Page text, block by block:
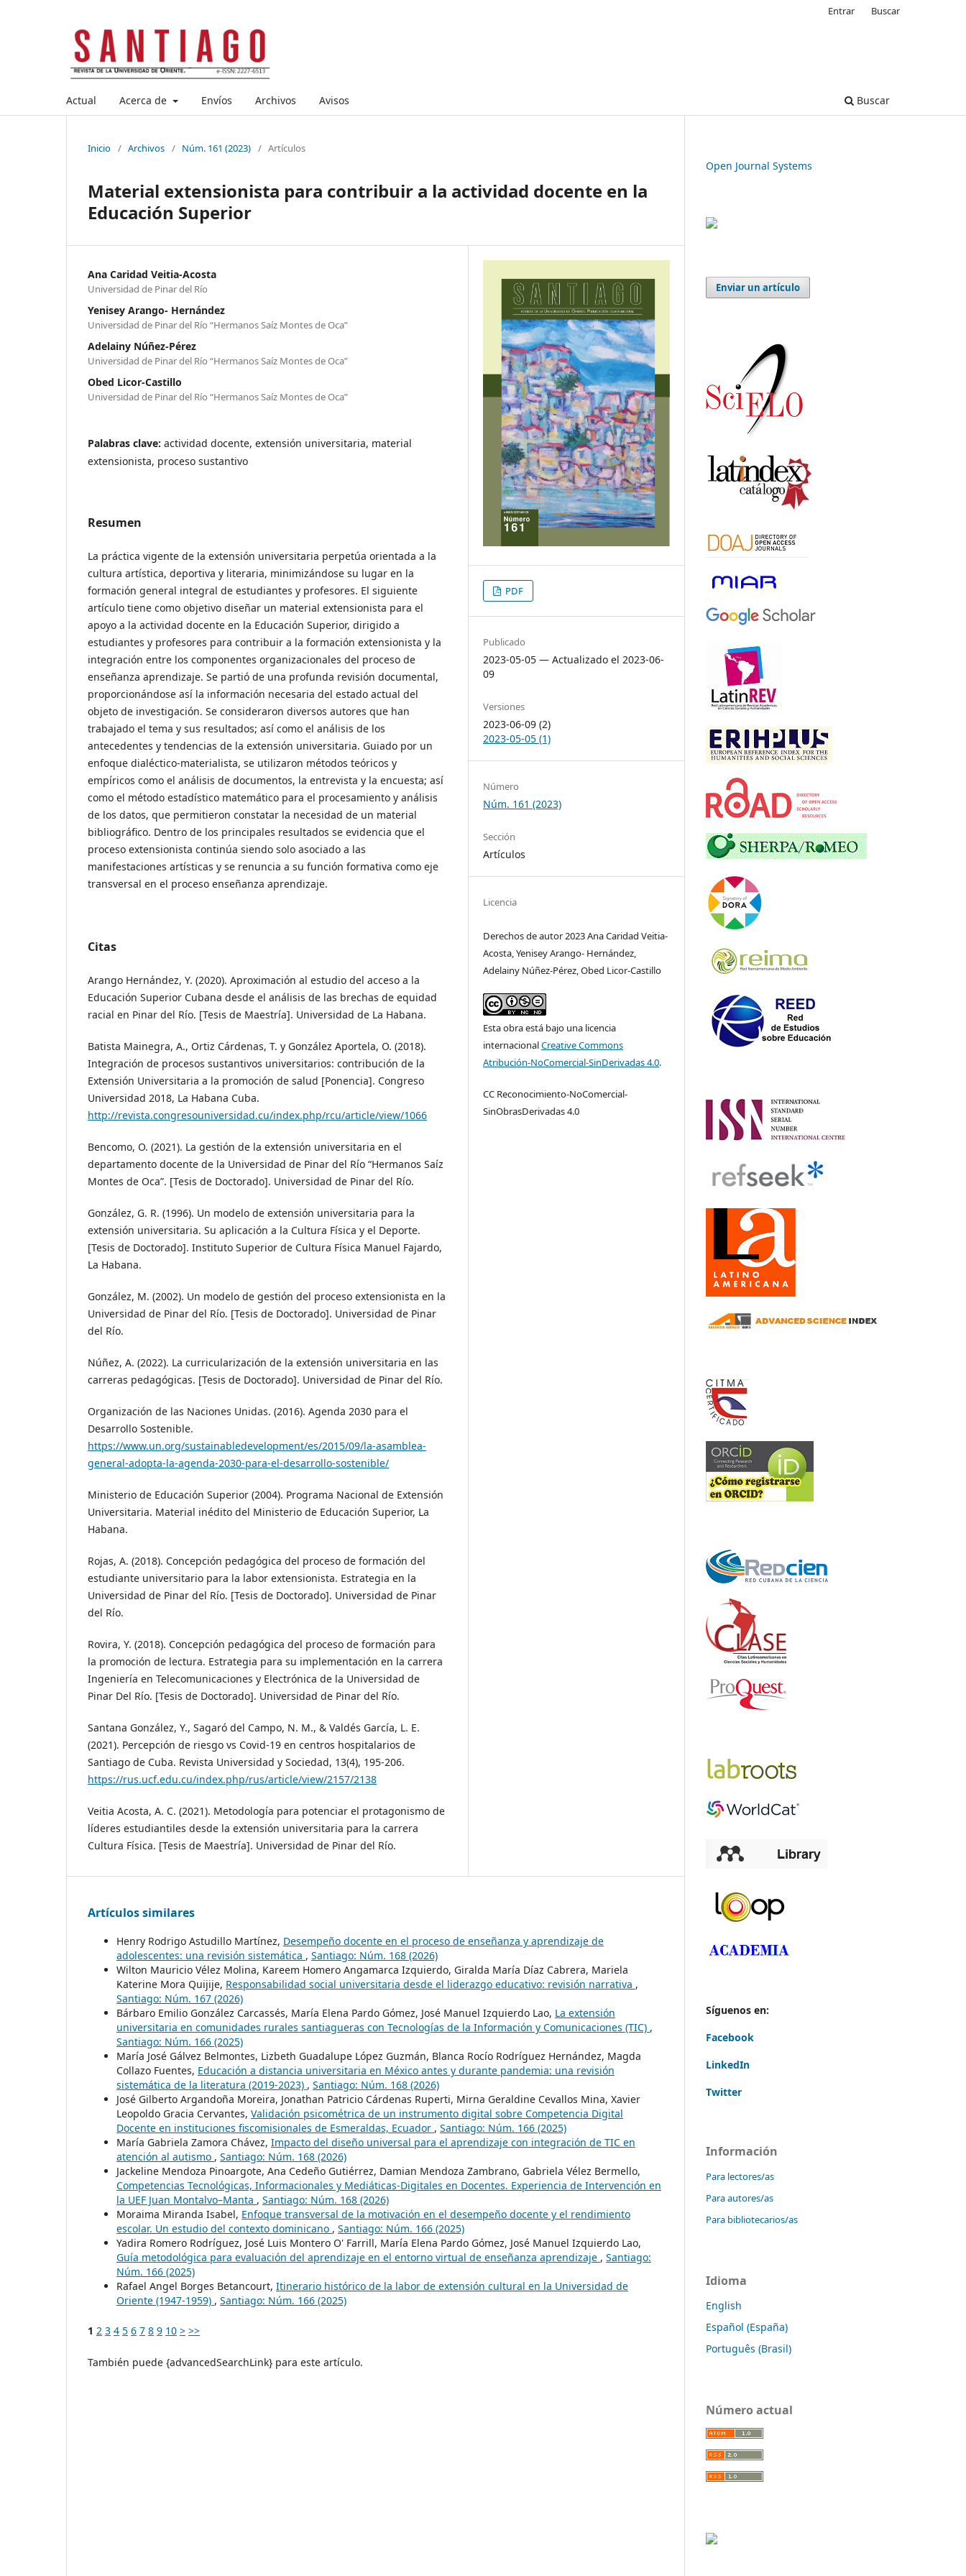
Actual Acerca de Envíos Archivos Avisos Buscar
Entrar Buscar
Inicio / Archivos / Núm. 161 (2023) / Artículos
Material extensionista para contribuir a la actividad docente en la
Educación Superior
Ana Caridad Veitia-Acosta
Universidad de Pinar del Río
Yenisey Arango- Hernández
Universidad de Pinar del Río “Hermanos Saíz Montes de Oca”
Adelainy Núñez-Pérez
Universidad de Pinar del Río “Hermanos Saíz Montes de Oca”
Obed Licor-Castillo
Universidad de Pinar del Río “Hermanos Saíz Montes de Oca”
Palabras clave: actividad docente, extensión universitaria, material
extensionista, proceso sustantivo
Resumen
La práctica vigente de la extensión universitaria perpetúa orientada a la
cultura artística, deportiva y literaria, minimizándose su lugar en la
formación general integral de estudiantes y profesores. El siguiente
artículo tiene como objetivo diseñar un material extensionista para el
apoyo a la actividad docente en la Educación Superior, dirigido a
estudiantes y profesores para contribuir a la formación extensionista y la
integración entre los componentes organizacionales del proceso de
enseñanza aprendizaje. Se partió de una profunda revisión documental,
proporcionándose así la información necesaria del estado actual del
objeto de investigación. Se consideraron diversos autores que han
trabajado el tema y sus resultados; así como el análisis de los
antecedentes y tendencias de la extensión universitaria. Guiado por un
enfoque dialéctico-materialista, se utilizaron métodos teóricos y
empíricos como el análisis de documentos, la entrevista y la encuesta; así
como el método estadístico matemático para el procesamiento y análisis
de los datos, que permitieron constatar la necesidad de un material
bibliográfico. Dentro de los principales resultados se evidencia que el
proceso extensionista continúa siendo solo asociado a las
manifestaciones artísticas y se renuncia a su función formativa como eje
transversal en el proceso enseñanza aprendizaje.
Citas
Arango Hernández, Y. (2020). Aproximación al estudio del acceso a la
Educación Superior Cubana desde el análisis de las brechas de equidad
racial en Pinar del Río. [Tesis de Maestría]. Universidad de La Habana.
Batista Mainegra, A., Ortiz Cárdenas, T. y González Aportela, O. (2018).
Integración de procesos sustantivos universitarios: contribución de la
Extensión Universitaria a la promoción de salud [Ponencia]. Congreso
Universidad 2018, La Habana Cuba.
http://revista.congresouniversidad.cu/index.php/rcu/article/view/1066
Bencomo, O. (2021). La gestión de la extensión universitaria en el
departamento docente de la Universidad de Pinar del Río “Hermanos Saíz
Montes de Oca”. [Tesis de Doctorado]. Universidad de Pinar del Río.
González, G. R. (1996). Un modelo de extensión universitaria para la
extensión universitaria. Su aplicación a la Cultura Física y el Deporte.
[Tesis de Doctorado]. Instituto Superior de Cultura Física Manuel Fajardo,
La Habana.
González, M. (2002). Un modelo de gestión del proceso extensionista en la
Universidad de Pinar del Río. [Tesis de Doctorado]. Universidad de Pinar
del Río.
Núñez, A. (2022). La curricularización de la extensión universitaria en las
carreras pedagógicas. [Tesis de Doctorado]. Universidad de Pinar del Río.
Organización de las Naciones Unidas. (2016). Agenda 2030 para el
Desarrollo Sostenible.
https://www.un.org/sustainabledevelopment/es/2015/09/la-asamblea-
general-adopta-la-agenda-2030-para-el-desarrollo-sostenible/
Ministerio de Educación Superior (2004). Programa Nacional de Extensión
Universitaria. Material inédito del Ministerio de Educación Superior, La
Habana.
Rojas, A. (2018). Concepción pedagógica del proceso de formación del
estudiante universitario para la labor extensionista. Estrategia en la
Universidad de Pinar del Río. [Tesis de Doctorado]. Universidad de Pinar
del Río.
Rovira, Y. (2018). Concepción pedagógica del proceso de formación para
la promoción de lectura. Estrategia para su implementación en la carrera
Ingeniería en Telecomunicaciones y Electrónica de la Universidad de
Pinar Del Río. [Tesis de Doctorado]. Universidad de Pinar del Río.
Santana González, Y., Sagaró del Campo, N. M., & Valdés García, L. E.
(2021). Percepción de riesgo vs Covid-19 en centros hospitalarios de
Santiago de Cuba. Revista Universidad y Sociedad, 13(4), 195-206.
https://rus.ucf.edu.cu/index.php/rus/article/view/2157/2138
Veitia Acosta, A. C. (2021). Metodología para potenciar el protagonismo de
líderes estudiantiles desde la extensión universitaria para la carrera
Cultura Física. [Tesis de Maestría]. Universidad de Pinar del Río.
PDF
Publicado
2023-05-05 — Actualizado el 2023-06-
09
Versiones
2023-06-09 (2)
2023-05-05 (1)
Número
Núm. 161 (2023)
Sección
Artículos
Licencia
Derechos de autor 2023 Ana Caridad Veitia-
Acosta, Yenisey Arango- Hernández,
Adelainy Núñez-Pérez, Obed Licor-Castillo
Esta obra está bajo una licencia
internacionalCreative Commons
Atribución-NoComercial-SinDerivadas 4.0.
CC Reconocimiento-NoComercial-
SinObrasDerivadas 4.0
Artículos similares
Henry Rodrigo Astudillo Martínez, Desempeño docente en el proceso de enseñanza y aprendizaje de
adolescentes: una revisión sistemática , Santiago: Núm. 168 (2026)
Wilton Mauricio Vélez Molina, Kareem Homero Angamarca Izquierdo, Giralda María Díaz Cabrera, Mariela
Katerine Mora Quijije, Responsabilidad social universitaria desde el liderazgo educativo: revisión narrativa ,
Santiago: Núm. 167 (2026)
Bárbaro Emilio González Carcassés, María Elena Pardo Gómez, José Manuel Izquierdo Lao, La extensión
universitaria en comunidades rurales santiagueras con Tecnologías de la Información y Comunicaciones (TIC) ,
Santiago: Núm. 166 (2025)
María José Gálvez Belmontes, Lizbeth Guadalupe López Guzmán, Blanca Rocío Rodríguez Hernández, Magda
Collazo Fuentes, Educación a distancia universitaria en México antes y durante pandemia: una revisión
sistemática de la literatura (2019-2023) , Santiago: Núm. 168 (2026)
José Gilberto Argandoña Moreira, Jonathan Patricio Cárdenas Ruperti, Mirna Geraldine Cevallos Mina, Xavier
Leopoldo Gracia Cervantes, Validación psicométrica de un instrumento digital sobre Competencia Digital
Docente en instituciones fiscomisionales de Esmeraldas, Ecuador , Santiago: Núm. 166 (2025)
María Gabriela Zamora Chávez, Impacto del diseño universal para el aprendizaje con integración de TIC en
atención al autismo , Santiago: Núm. 168 (2026)
Jackeline Mendoza Pinoargote, Ana Cedeño Gutiérrez, Damian Mendoza Zambrano, Gabriela Vélez Bermello,
Competencias Tecnológicas, Informacionales y Mediáticas-Digitales en Docentes. Experiencia de Intervención en
la UEF Juan Montalvo–Manta , Santiago: Núm. 168 (2026)
Moraima Miranda Isabel, Enfoque transversal de la motivación en el desempeño docente y el rendimiento
escolar. Un estudio del contexto dominicano , Santiago: Núm. 166 (2025)
Yadira Romero Rodríguez, José Luis Montero O' Farrill, María Elena Pardo Gómez, José Manuel Izquierdo Lao,
Guía metodológica para evaluación del aprendizaje en el entorno virtual de enseñanza aprendizaje , Santiago:
Núm. 166 (2025)
Rafael Angel Borges Betancourt, Itinerario histórico de la labor de extensión cultural en la Universidad de
Oriente (1947-1959) , Santiago: Núm. 166 (2025)
1 2 3 4 5 6 7 8 9 10 > >>
También puede {advancedSearchLink} para este artículo.
Open Journal Systems
Enviar un artículo
Síguenos en:
Facebook
LinkedIn
Twitter
Información
Para lectores/as
Para autores/as
Para bibliotecarios/as
Idioma
English
Español (España)
Português (Brasil)
Número actual